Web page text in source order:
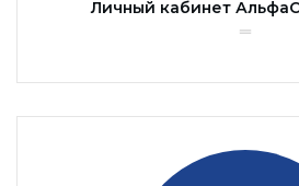
Личный кабинет